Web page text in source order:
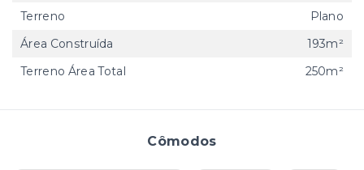
Cômodos
Terreno
Plano
Área Construída
193m²
Terreno Área Total
250m²